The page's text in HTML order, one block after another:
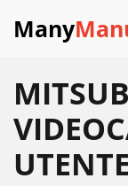
Many
UTENTE